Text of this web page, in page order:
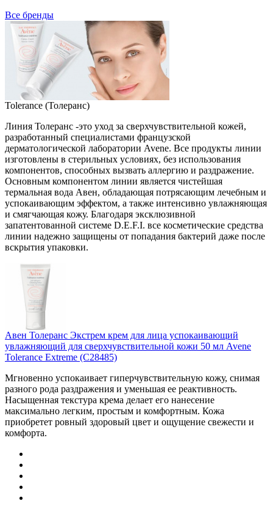
Все бренды
Tolerance (Толеранс)
Линия Толеранс -это уход за сверхчувствительной кожей,
разработанный специалистами французской
дерматологической лаборатории Avene. Все продукты линии
изготовлены в стерильных условиях, без использования
компонентов, способных вызвать аллергию и раздражение.
Основным компонентом линии является чистейшая
термальная вода Авен, обладающая потрясающим лечебным и
успокаивающим эффектом, а также интенсивно увлажняющая
и смягчающая кожу. Благодаря эксклюзивной
запатентованной системе D.E.F.I. все косметические средства
линии надежно защищены от попадания бактерий даже после
вскрытия упаковки.
Авен Толеранс Экстрем крем для лица успокаивающий
увлажняющий для сверхчувствительной кожи 50 мл Avene
Tolerance Extreme (С28485)
Мгновенно успокаивает гиперчувствительную кожу, снимая
разного рода раздражения и уменьшая ее реактивность.
Насыщенная текстура крема делает его нанесение
максимально легким, простым и комфортным. Кожа
приобретет ровный здоровый цвет и ощущение свежести и
комфорта.